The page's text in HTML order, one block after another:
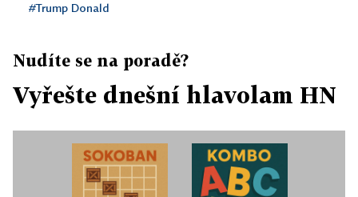
#Trump Donald
Nudíte se na poradě?
Vyřešte dnešní hlavolam HN